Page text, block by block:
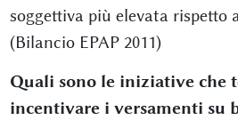
soggettiva più elevata rispetto
(Bilancio EPAP 2011)
Quali sono le iniziative che
incentivare i versamenti su